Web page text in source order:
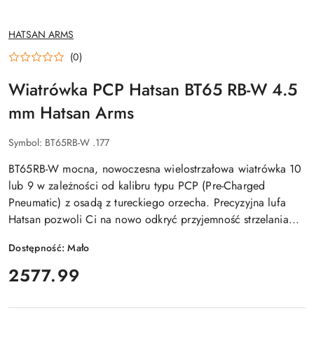
NAZWA
PRODUCENTA:
HATSAN ARMS
(0)
Wiatrówka PCP Hatsan BT65 RB-W 4.5
mm Hatsan Arms
Symbol: BT65RB-W .177
BT65RB-W mocna, nowoczesna wielostrzałowa wiatrówka 10
lub 9 w zależności od kalibru typu PCP (Pre-Charged
Pneumatic) z osadą z tureckiego orzecha. Precyzyjna lufa
Hatsan pozwoli Ci na nowo odkryć przyjemność strzelania...
Dostępność:Mało
cena:
2577.99